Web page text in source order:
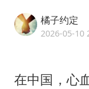
橘子约定
2026-05-10
在中国，心